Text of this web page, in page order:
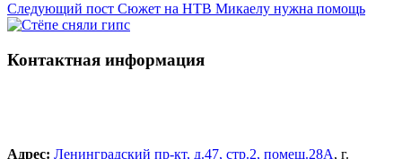
Следующий пост Сюжет на НТВ Микаелу нужна помощь
Контактная информация
Адрес: Ленинградский пр-кт, д.47, стр.2, помещ.28А, г.